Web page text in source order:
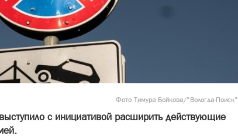
Фото Тимура Бойкова/"Вологда-Поиск"
с инициативой расширить действующие